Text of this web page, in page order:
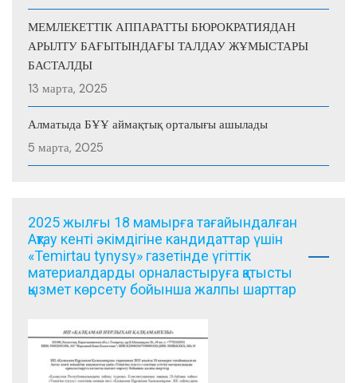
МЕМЛЕКЕТТІК АППАРАТТЫ БЮРОКРАТИЯДАН
АРЫЛТУ БАҒЫТЫНДАҒЫ ТАЛДАУ ЖҰМЫСТАРЫ
БАСТАЛДЫ
13 марта, 2025
Алматыда БҰҰ аймақтық орталығы ашылады
5 марта, 2025
2025 жылғы 18 мамырға тағайындалған
Ақтау кенті әкімдігіне кандидаттар үшін
«Temirtau tynysy» газетінде үгіттік
материалдарды орналастыруға қатысты
қызмет көрсету бойынша жалпы шарттар